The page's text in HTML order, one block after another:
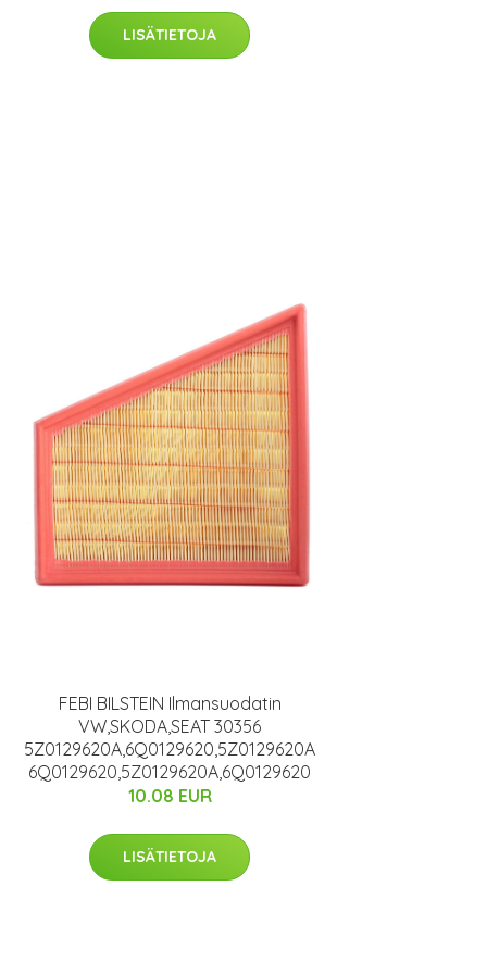
LISÄTIETOJA
FEBI BILSTEIN Ilmansuodatin
VW,SKODA,SEAT 30356
5Z0129620A,6Q0129620,5Z0129620A
6Q0129620,5Z0129620A,6Q0129620
10.08 EUR
LISÄTIETOJA